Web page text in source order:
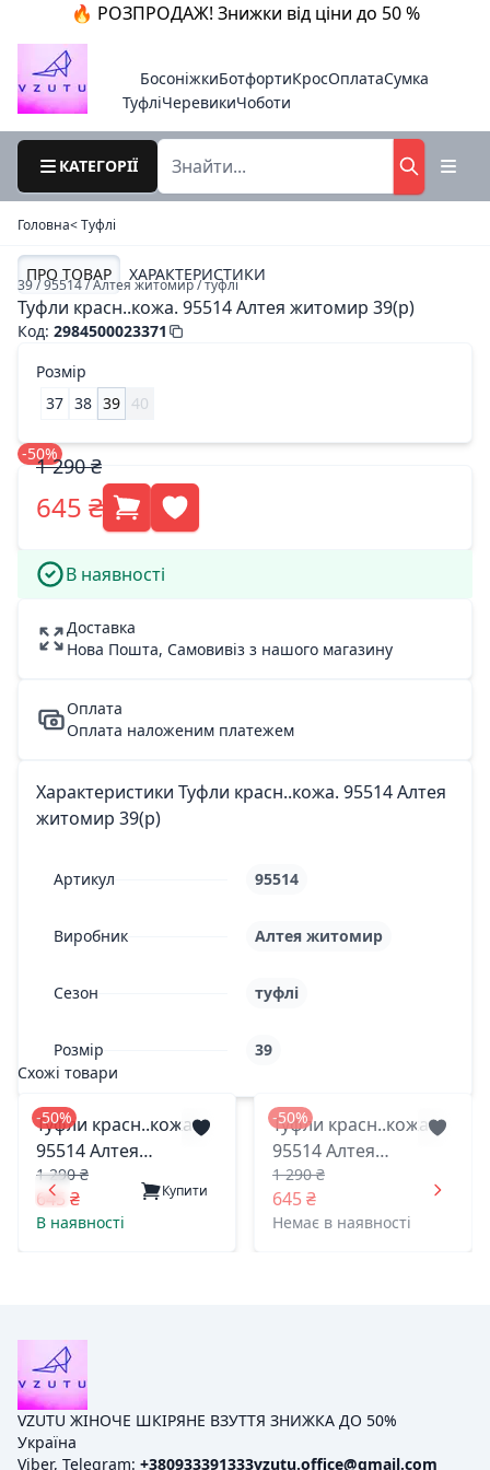
🔥 РОЗПРОДАЖ! Знижки від ціни до 50 %
БосоніжкиБотфортиКросОплатаСумка
ТуфліЧеревикиЧоботи
КАТЕГОРІЇ
Головна< Туфлі
ПРО ТОВАР ХАРАКТЕРИСТИКИ
39 / 95514 / Алтея житомир / туфлі
Туфли красн..кожа. 95514 Алтея житомир 39(р)
Код: 2984500023371
Розмір
37 38 39 40
-50%
1 290 ₴
645 ₴
В наявності
Доставка
Нова Пошта, Самовивіз з нашого магазину
Оплата
Оплата наложеним платежем
Характеристики Туфли красн..кожа. 95514 Алтея
житомир 39(р)
Артикул 95514
Виробник Алтея житомир
Сезон туфлі
Розмір
39
Схожі товари
-50%
Туфли красн..кожа.
95514 Алтея
житомир 38(р)
1 290 ₴
645 ₴ Купити
В наявності
-50%
Туфли красн..кожа.
95514 Алтея
житомир 40(р)
1 290 ₴
645 ₴
Немає в наявності
VZUTU ЖІНОЧЕ ШКІРЯНЕ ВЗУТТЯ ЗНИЖКА ДО 50%
Україна
Viber, Telegram: +380933391333vzutu.office@gmail.com